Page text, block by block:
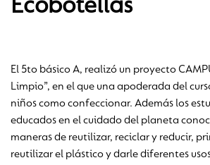
Ecobotellas
El 5to básico A, realizó un proyecto
Limpio”, en el que una apoderada del
niños como confeccionar. Además los
educados en el cuidado del planeta
maneras de reutilizar, reciclar y reducir,
reutilizar el plástico y darle diferentes